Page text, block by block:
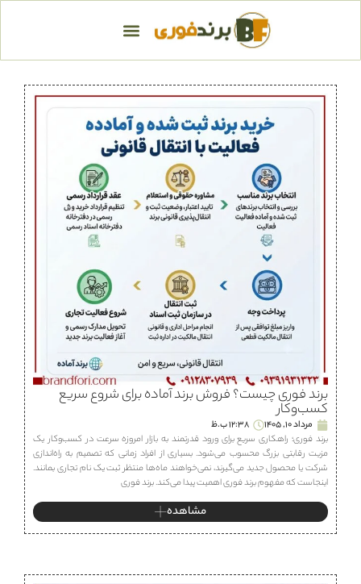
برند فوری چیست؟ فروش برند آماده برای شروع سریع
کسب‌وکار
مرداد 10, 1405
12:38 ب.ظ
برند فوری؛ راهکاری سریع برای ورود قدرتمند به بازار امروزه سرعت در کسب‌وکار یک
مزیت رقابتی بزرگ محسوب می‌شود. بسیاری از افراد زمانی که تصمیم به راه‌اندازی
شرکت یا محصول جدید می‌گیرند، نمی‌خواهند ماه‌ها منتظر ثبت یک نام تجاری بمانند.
اینجاست که مفهوم برند فوری اهمیت پیدا می‌کند. برند فوری
مشاهده